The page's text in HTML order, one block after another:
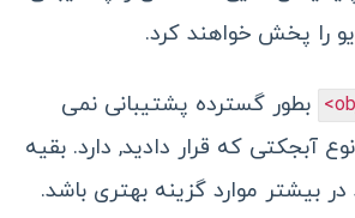
را پخش خواهند کرد.
بطور گسترده پشتیبانی نمی
آبجکتی که قرار دادید, دارد. بقیه
بیشتر موارد گزینه بهتری باشد.